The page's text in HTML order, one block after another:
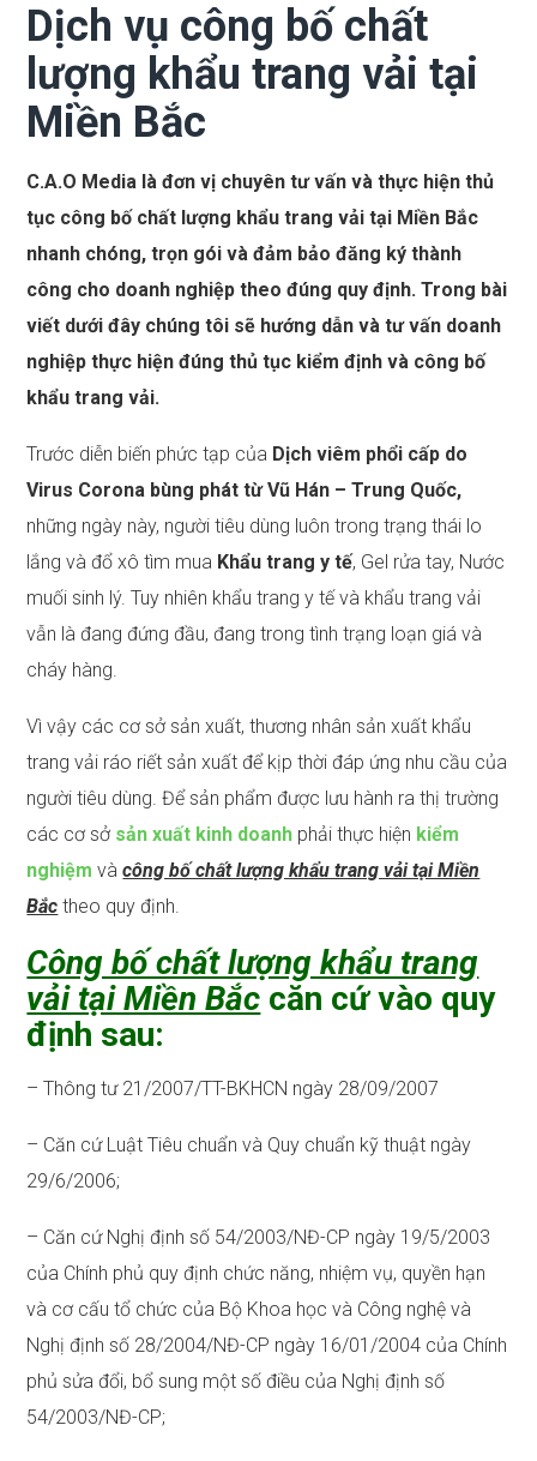
Dịch vụ công bố chất
lượng khẩu trang vải tại
Miền Bắc
C.A.O Media là đơn vị chuyên tư vấn và thực hiện thủ
tục công bố chất lượng khẩu trang vải tại Miền Bắc
nhanh chóng, trọn gói và đảm bảo đăng ký thành
công cho doanh nghiệp theo đúng quy định. Trong bài
viết dưới đây chúng tôi sẽ hướng dẫn và tư vấn doanh
nghiệp thực hiện đúng thủ tục kiểm định và công bố
khẩu trang vải.
Trước diễn biến phức tạp của Dịch viêm phổi cấp do
Virus Corona bùng phát từ Vũ Hán – Trung Quốc,
những ngày này, người tiêu dùng luôn trong trạng thái lo
lắng và đổ xô tìm mua Khẩu trang y tế, Gel rửa tay, Nước
muối sinh lý. Tuy nhiên khẩu trang y tế và khẩu trang vải
vẫn là đang đứng đầu, đang trong tình trạng loạn giá và
cháy hàng.
Vì vậy các cơ sở sản xuất, thương nhân sản xuất khẩu
trang vải ráo riết sản xuất để kịp thời đáp ứng nhu cầu của
người tiêu dùng. Để sản phẩm được lưu hành ra thị trường
các cơ sở sản xuất kinh doanh phải thực hiện kiểm
nghiệm vàcông bố chất lượng khẩu trang vải tại Miền
Bắc theo quy định.
Công bố chất lượng khẩu trang
vải tại Miền Bắc căn cứ vào quy
định sau:
– Thông tư 21/2007/TT-BKHCN ngày 28/09/2007
– Căn cứ Luật Tiêu chuẩn và Quy chuẩn kỹ thuật ngày
29/6/2006;
– Căn cứ Nghị định số 54/2003/NĐ-CP ngày 19/5/2003
của Chính phủ quy định chức năng, nhiệm vụ, quyền hạn
và cơ cấu tổ chức của Bộ Khoa học và Công nghệ và
Nghị định số 28/2004/NĐ-CP ngày 16/01/2004 của Chính
phủ sửa đổi, bổ sung một số điều của Nghị định số
54/2003/NĐ-CP;